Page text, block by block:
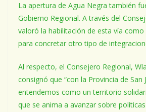
La apertura de Agua Negra también
Gobierno Regional. A través del
valoró la habilitación de esta vía
para concretar otro tipo de
Al respecto, el Consejero Regional,
consignó que “con la Provincia de San
entendemos como un territorio
que se anima a avanzar sobre